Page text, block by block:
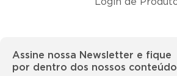
Assine nossa Newsletter e fique
por dentro dos nossos